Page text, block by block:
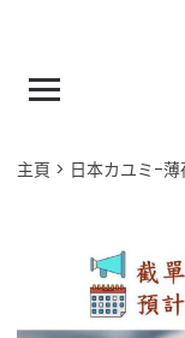
主頁 日本カユミ-